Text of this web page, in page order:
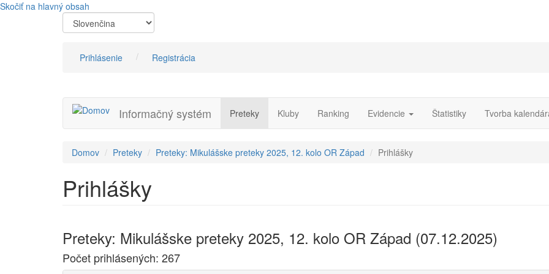
Skočiť na hlavný obsah
Prihlásenie Registrácia
Informačný systém Preteky Kluby Ranking Evidencie Štatistiky Tvorba
Domov Preteky Preteky: Mikulášske preteky 2025, 12. kolo OR Západ Prihlášky
Prihlášky
Preteky: Mikulášske preteky 2025, 12. kolo OR Západ (07.12.2025)
Počet prihlásených: 267